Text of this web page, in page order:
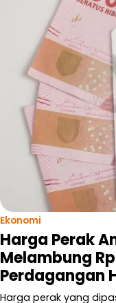
Ekonomi
Harga Perak
Melambung
Perdagangan
Harga perak yang